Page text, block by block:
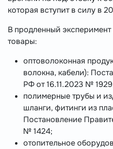
которая вступит в силу в
В продленный
товары:
оптоволоконная
волокна, кабели):
РФ от 16.11.2023 №
полимерные трубы и
шланги, фитинги из
Постановление
№ 1424;
отопительное